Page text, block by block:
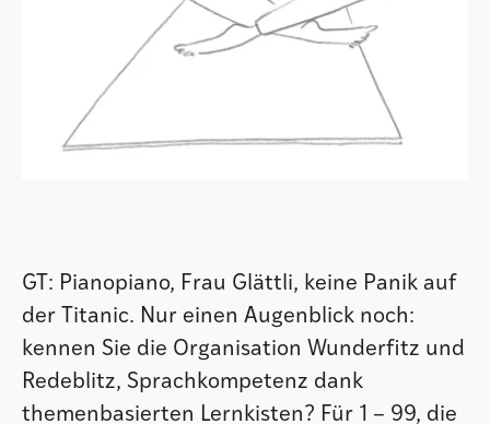
GT: Pianopiano, Frau Glättli, keine Panik auf
der Titanic. Nur einen Augenblick noch:
kennen Sie die Organisation Wunderfitz und
Redeblitz, Sprachkompetenz dank
themenbasierten Lernkisten? Für 1 – 99, die